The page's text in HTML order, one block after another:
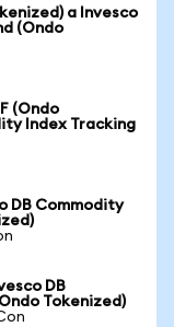
a Invesco
(Ondo
(Ondo
Index Tracking
DB Commodity
DB
Tokenized)